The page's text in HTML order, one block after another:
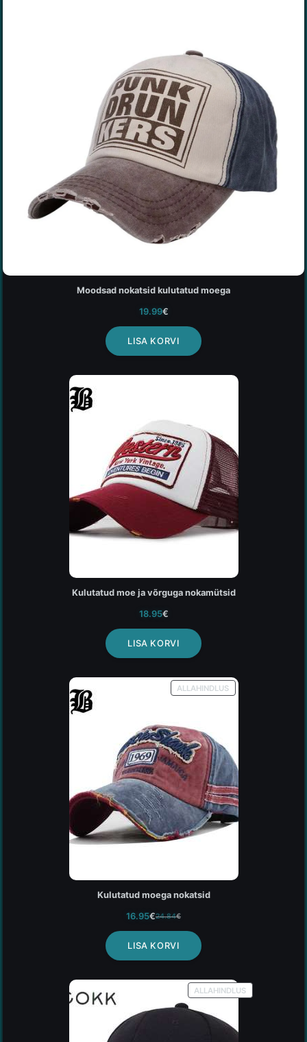
Moodsad nokatsid kulutatud moega
19.99€
LISA KORVI
Kulutatud moe ja võrguga nokamütsid
18.95€
LISA KORVI
ALLAHINDLUS
Kulutatud moega nokatsid
24.84€
16.95€
LISA KORVI
ALLAHINDLUS